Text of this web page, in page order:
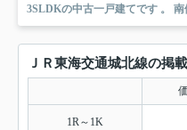
3SLDKの中古一戸建てです 。
ＪＲ東海交通城北線の掲
1R～1K